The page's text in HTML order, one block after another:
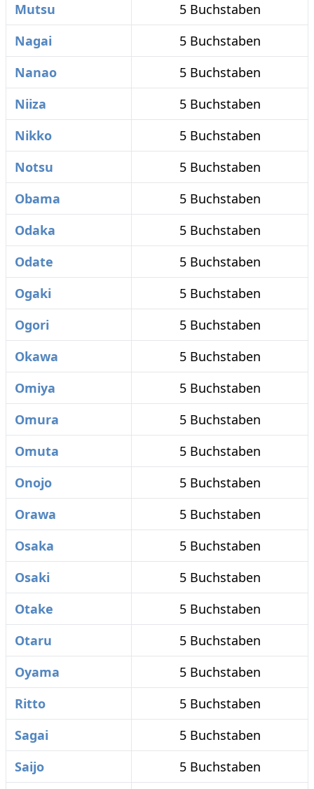
Mutsu
5 Buchstaben
Nagai
5 Buchstaben
Nanao
5 Buchstaben
Niiza
5 Buchstaben
Nikko
5 Buchstaben
Notsu
5 Buchstaben
Obama
5 Buchstaben
Odaka
5 Buchstaben
Odate
5 Buchstaben
Ogaki
5 Buchstaben
Ogori
5 Buchstaben
Okawa
5 Buchstaben
Omiya
5 Buchstaben
Omura
5 Buchstaben
Omuta
5 Buchstaben
Onojo
5 Buchstaben
Orawa
5 Buchstaben
Osaka
5 Buchstaben
Osaki
5 Buchstaben
Otake
5 Buchstaben
Otaru
5 Buchstaben
Oyama
5 Buchstaben
Ritto
5 Buchstaben
Sagai
5 Buchstaben
Saijo
5 Buchstaben